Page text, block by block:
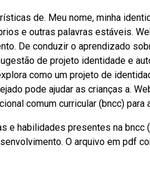
de. Meu nome, minha
e outras palavras estáveis.
De conduzir o aprendizado
de projeto identidade e
como um projeto de
pode ajudar as crianças a.
comum curricular (bncc) para
e habilidades presentes na bncc
O arquivo em pdf